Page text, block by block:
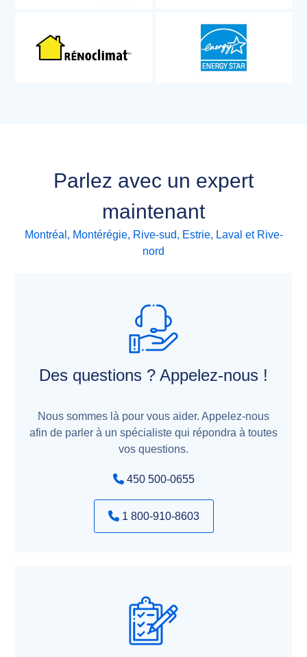
Parlez avec un expert
maintenant
Montréal, Montérégie, Rive-sud, Estrie, Laval et Rive-
nord
Des questions ? Appelez-nous !
Nous sommes là pour vous aider. Appelez-nous
afin de parler à un spécialiste qui répondra à toutes
vos questions.
450 500-0655
1 800-910-8603